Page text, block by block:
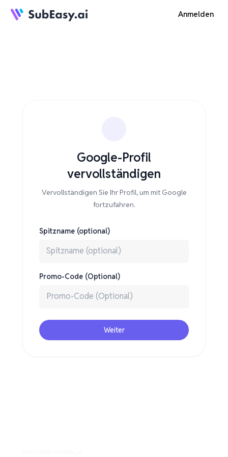
Anmelden
Google-Profil
vervollständigen
Vervollständigen Sie Ihr Profil, um mit Google
fortzufahren.
Spitzname (optional)
Promo-Code (Optional)
Weiter